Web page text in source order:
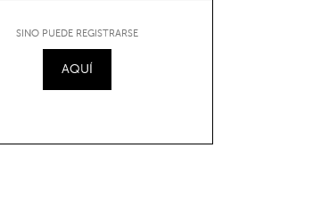
SINO PUEDE REGISTRARSE
AQUÍ